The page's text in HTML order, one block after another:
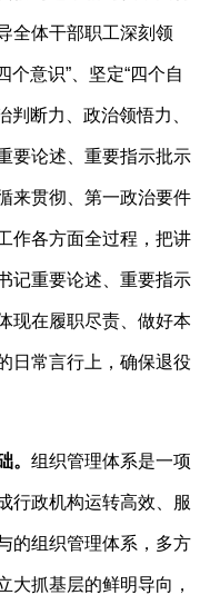
全体干部职工深刻领
个意识”、坚定“四个自
判断力、政治领悟力、
要论述、重要指示批示
来贯彻、第一政治要件
作各方面全过程，把讲
记重要论述、重要指示
现在履职尽责、做好本
日常言行上，确保退役
。 组织管理体系是一项
行政机构运转高效、服
的组织管理体系，多方
大抓基层的鲜明导向，